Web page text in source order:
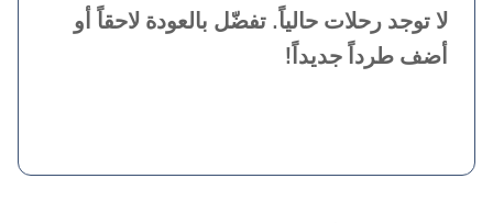
لا توجد رحلات حالياً. تفضّل بالعودة لاحقاً أو
أضف طرداً جديداً!